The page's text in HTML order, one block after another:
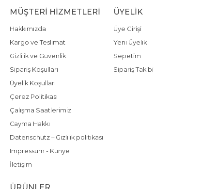
MÜŞTERI HIZMETLERI
Hakkımızda
Kargo ve Teslimat
Gizlilik ve Güvenlik
Sipariş Koşulları
Üyelik Koşulları
Çerez Politikası
Çalışma Saatlerimiz
Cayma Hakkı
Datenschutz – Gizlilik politikası
Impressum - Künye
İletişim
ÜYELIK
Üye Girişi
Yeni Üyelik
Sepetim
Sipariş Takibi